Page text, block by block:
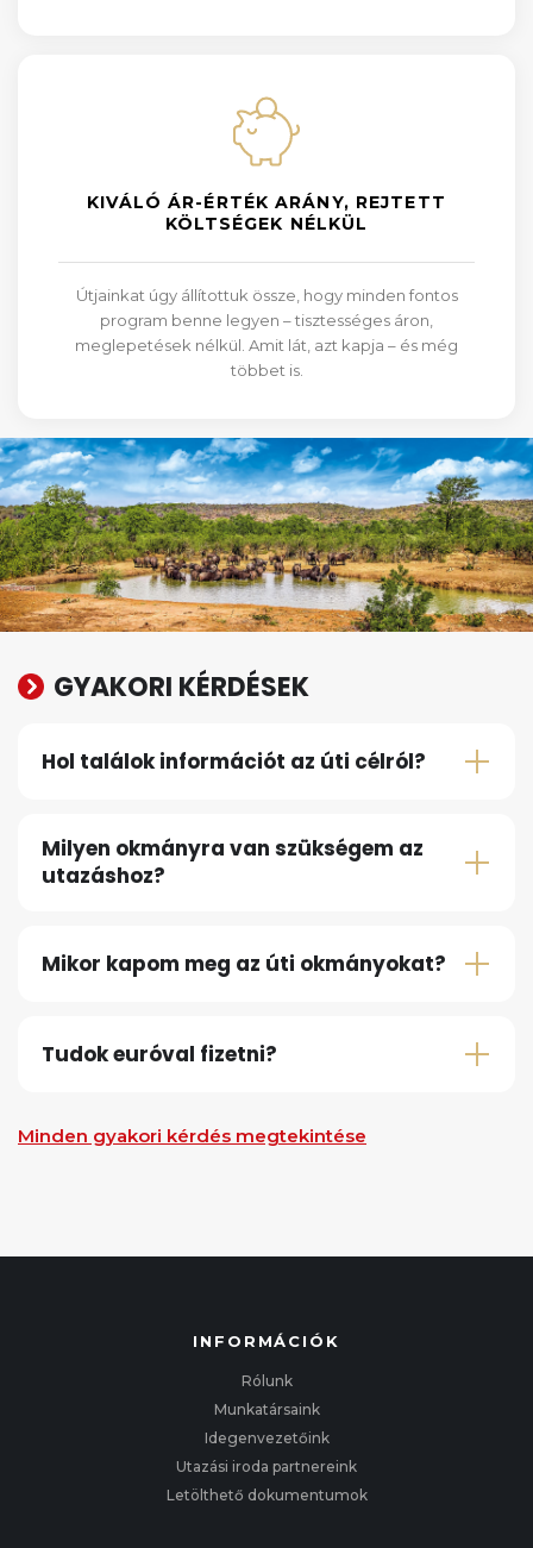
KIVÁLÓ ÁR-ÉRTÉK ARÁNY, REJTETT
KÖLTSÉGEK NÉLKÜL
Útjainkat úgy állítottuk össze, hogy minden fontos
program benne legyen – tisztességes áron,
meglepetések nélkül. Amit lát, azt kapja – és még
többet is.
GYAKORI KÉRDÉSEK
Hol találok információt az úti célról?
Milyen okmányra van szükségem az
utazáshoz?
Mikor kapom meg az úti okmányokat?
Tudok euróval fizetni?
Minden gyakori kérdés megtekintése
INFORMÁCIÓK
Rólunk
Munkatársaink
Idegenvezetőink
Utazási iroda partnereink
Letölthető dokumentumok